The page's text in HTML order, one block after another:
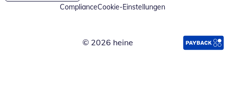
ComplianceCookie-Einstellungen
© 2026 heine